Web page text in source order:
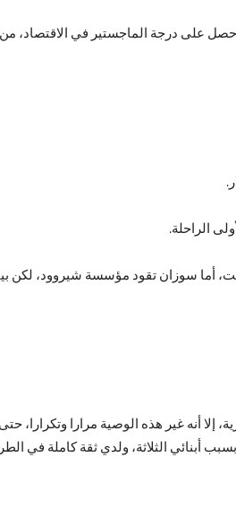
الراحلة.
99% من الثروة، إلى المؤسسات الخيرية، إلا أنه غير هذه
الثلاثة، ولدي ثقة كاملة في